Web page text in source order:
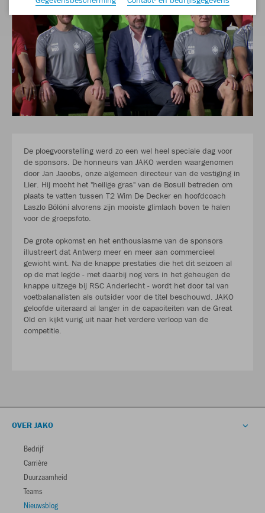
De ploegvoorstelling werd zo een wel heel speciale dag voor
de sponsors. De honneurs van JAKO werden waargenomen
door Jan Jacobs, onze algemeen directeur van de vestiging in
Lier. Hij mocht het "heilige gras" van de Bosuil betreden om
plaats te vatten tussen T2 Wim De Decker en hoofdcoach
Laszlo Bölöni alvorens zijn mooiste glimlach boven te halen
voor de groepsfoto.
De grote opkomst en het enthousiasme van de sponsors
illustreert dat Antwerp meer en meer aan commercieel
gewicht wint. Na de knappe prestaties die het dit seizoen al
op de mat legde - met daarbij nog vers in het geheugen de
knappe uitzege bij RSC Anderlecht - wordt het door tal van
voetbalanalisten als outsider voor de titel beschouwd. JAKO
geloofde uiteraard al langer in de capaciteiten van de Great
Old en kijkt vurig uit naar het verdere verloop van de
competitie.
OVER JAKO
Bedrijf
Carrière
Duurzaamheid
Teams
Nieuwsblog